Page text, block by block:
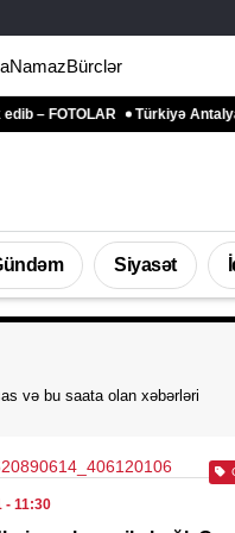
NamazBürclər
Türkiyə Antalyadakı
Siyasət
və bu saata olan xəbərləri
- 11:30